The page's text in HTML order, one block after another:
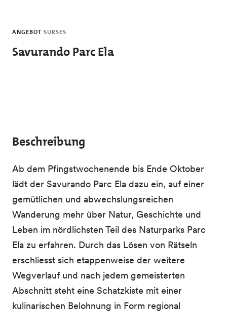
ANGEBOT SURSES
Savurando Parc Ela
Beschreibung
Ab dem Pfingstwochenende bis Ende Oktober
lädt der Savurando Parc Ela dazu ein, auf einer
gemütlichen und abwechslungsreichen
Wanderung mehr über Natur, Geschichte und
Leben im nördlichsten Teil des Naturparks Parc
Ela zu erfahren. Durch das Lösen von Rätseln
erschliesst sich etappenweise der weitere
Wegverlauf und nach jedem gemeisterten
Abschnitt steht eine Schatzkiste mit einer
kulinarischen Belohnung in Form regional